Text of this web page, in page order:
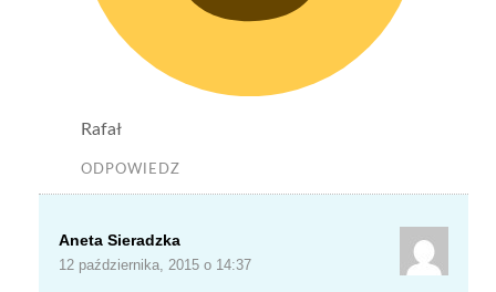
Rafał
ODPOWIEDZ
Aneta Sieradzka
12 października, 2015 o 14:37